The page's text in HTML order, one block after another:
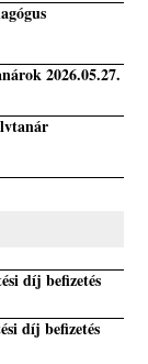
2026.05.27.
díj befizetés
díj befizetés